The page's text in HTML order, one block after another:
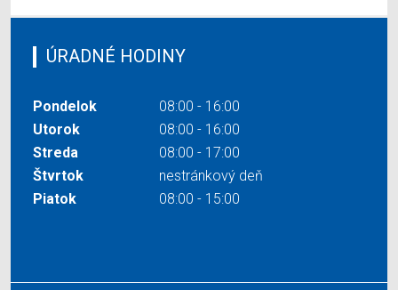
ÚRADNÉ HODINY
Pondelok
08:00 - 16:00
Utorok
08:00 - 16:00
Streda
08:00 - 17:00
Štvrtok
nestránkový deň
Piatok
08:00 - 15:00